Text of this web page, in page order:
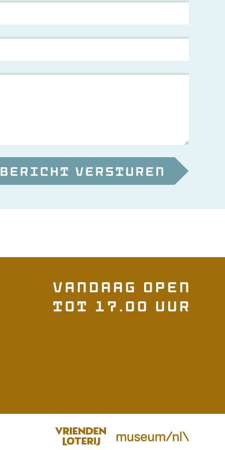
Vandaag open
tot 17.00 uur